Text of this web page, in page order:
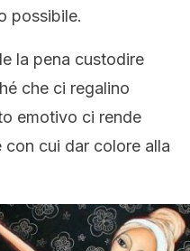
possibile.
la pena custodire
che ci regalino
emotivo ci rende
cui dar colore alla